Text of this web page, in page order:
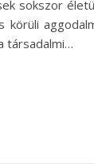
sokszor
társadalmi…